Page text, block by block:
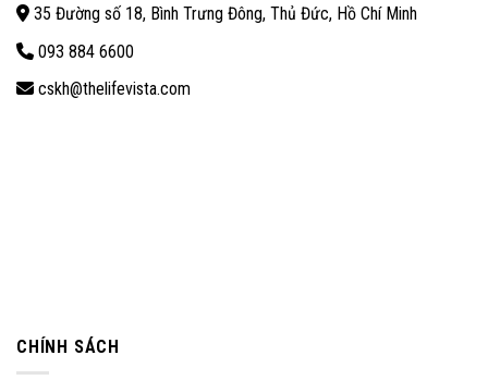
35 Đường số 18, Bình Trưng Đông, Thủ Đức, Hồ Chí Minh
093 884 6600
cskh@thelifevista.com
CHÍNH SÁCH